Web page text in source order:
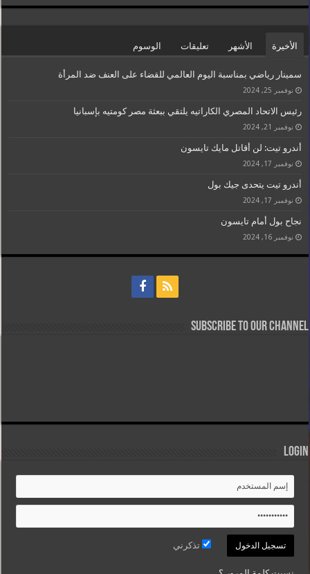
الأخيرة الأشهر تعليقات الوسوم
سمينار رياضي بمناسبة اليوم العالمي للقضاء على العنف ضد المرأة
نوفمبر 25, 2024
رئيس الاتحاد المصري الكاراتيه يلتقي ببعثة مصر كومتيه بإسبانيا
نوفمبر 21, 2024
أندرو تيت: لن أقاتل مايك تايسون
نوفمبر 17, 2024
أندرو تيت يتحدى جيك بول
نوفمبر 17, 2024
نجاح بول أمام تايسون
نوفمبر 16, 2024
Subscribe to our Channel
Login
تذكرني